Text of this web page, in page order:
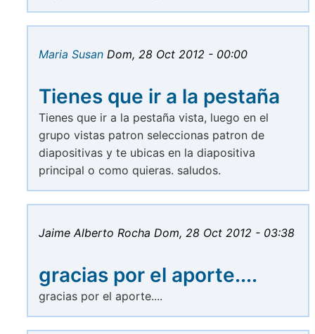
Maria Susan Dom, 28 Oct 2012 - 00:00
Tienes que ir a la pestaña
Tienes que ir a la pestaña vista, luego en el
grupo vistas patron seleccionas patron de
diapositivas y te ubicas en la diapositiva
principal o como quieras. saludos.
Jaime Alberto Rocha Dom, 28 Oct 2012 - 03:38
gracias por el aporte....
gracias por el aporte....